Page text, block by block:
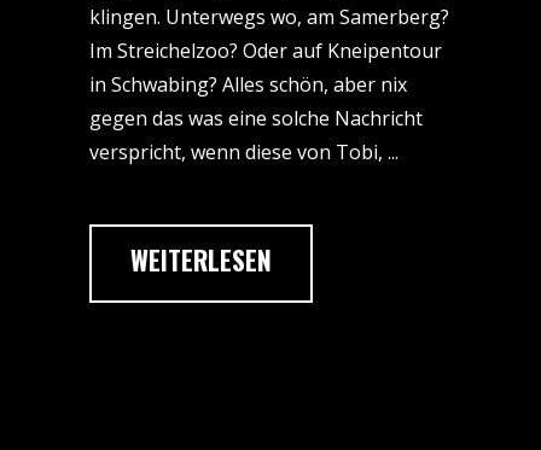
klingen. Unterwegs wo, am Samerberg?
Im Streichelzoo? Oder auf Kneipentour
in Schwabing? Alles schön, aber nix
gegen das was eine solche Nachricht
verspricht, wenn diese von Tobi,
WEITERLESEN